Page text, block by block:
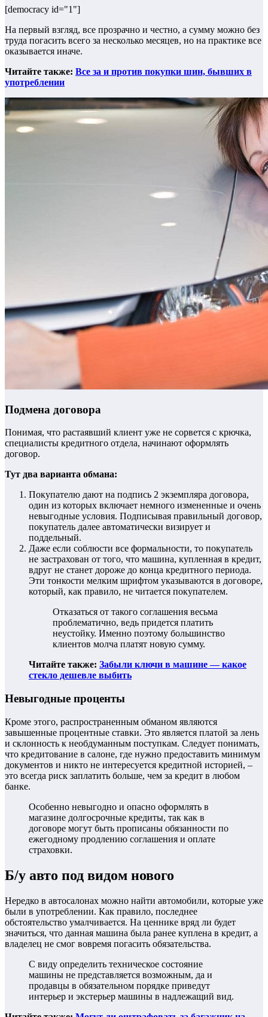
[democracy id="1"]
На первый взгляд, все прозрачно и честно, а сумму можно без
труда погасить всего за несколько месяцев, но на практике все
оказывается иначе.
Читайте также: Все за и против покупки шин, бывших в
употреблении
Подмена договора
Понимая, что растаявший клиент уже не сорвется с крючка,
специалисты кредитного отдела, начинают оформлять
договор.
Тут два варианта обмана:
Покупателю дают на подпись 2 экземпляра договора,
один из которых включает немного измененные и очень
невыгодные условия. Подписывая правильный договор,
покупатель далее автоматически визирует и
поддельный.
Даже если соблюсти все формальности, то покупатель
не застрахован от того, что машина, купленная в кредит,
вдруг не станет дороже до конца кредитного периода.
Эти тонкости мелким шрифтом указываются в договоре,
который, как правило, не читается покупателем.
Отказаться от такого соглашения весьма
проблематично, ведь придется платить
неустойку. Именно поэтому большинство
клиентов молча платят новую сумму.
Читайте также: Забыли ключи в машине — какое
стекло дешевле выбить
Невыгодные проценты
Кроме этого, распространенным обманом являются
завышенные процентные ставки. Это является платой за лень
и склонность к необдуманным поступкам. Следует понимать,
что кредитование в салоне, где нужно предоставить минимум
документов и никто не интересуется кредитной историей, –
это всегда риск заплатить больше, чем за кредит в любом
банке.
Особенно невыгодно и опасно оформлять в
магазине долгосрочные кредиты, так как в
договоре могут быть прописаны обязанности по
ежегодному продлению соглашения и оплате
страховки.
Б/у авто под видом нового
Нередко в автосалонах можно найти автомобили, которые уже
были в употреблении. Как правило, последнее
обстоятельство умалчивается. На ценнике вряд ли будет
значиться, что данная машина была ранее куплена в кредит, а
владелец не смог вовремя погасить обязательства.
С виду определить техническое состояние
машины не представляется возможным, да и
продавцы в обязательном порядке приведут
интерьер и экстерьер машины в надлежащий вид.